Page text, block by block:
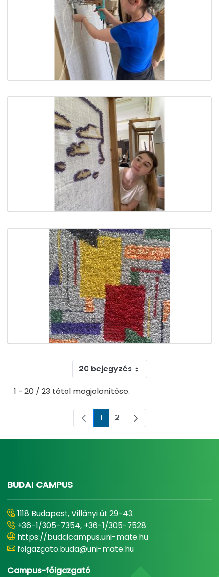
20 bejegyzés
1 - 20 / 23 tétel megjelenítése.
Oldal
1 Oldal
2
BUDAI CAMPUS
1118 Budapest, Villányi út 29-43.
+36-1/305-7354, +36-1/305-7528
https://budaicampus.uni-mate.hu
foigazgato.buda@uni-mate.hu
Campus-főigazgató